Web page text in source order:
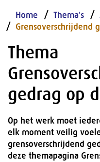
Home Thema's
Grensoverschrijdend
Thema
gedrag op
Op het werk moet
elk moment veilig
grensoverschrijdend
deze themapagina